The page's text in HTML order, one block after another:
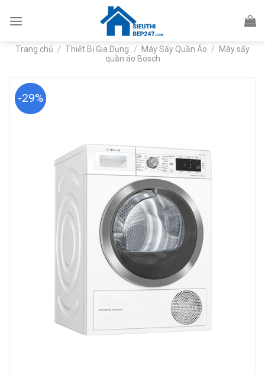
Trang chủ / Thiết Bị Gia Dụng / Máy Sấy Quần Áo /
Máy sấy
quần áo Bosch
-29%